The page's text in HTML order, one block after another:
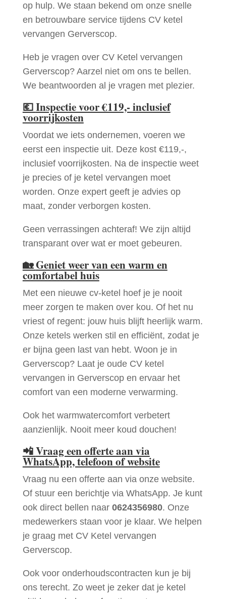
op hulp. We staan bekend om onze snelle
en betrouwbare service tijdens CV ketel
vervangen Gerverscop.
Heb je vragen over CV Ketel vervangen
Gerverscop? Aarzel niet om ons te bellen.
We beantwoorden al je vragen met plezier.
💶Inspectie voor €119,- inclusief
voorrijkosten
Voordat we iets ondernemen, voeren we
eerst een inspectie uit. Deze kost €119,-,
inclusief voorrijkosten. Na de inspectie weet
je precies of je ketel vervangen moet
worden. Onze expert geeft je advies op
maat, zonder verborgen kosten.
Geen verrassingen achteraf! We zijn altijd
transparant over wat er moet gebeuren.
🏡Geniet weer van een warm en
comfortabel huis
Met een nieuwe cv-ketel hoef je je nooit
meer zorgen te maken over kou. Of het nu
vriest of regent: jouw huis blijft heerlijk warm.
Onze ketels werken stil en efficiënt, zodat je
er bijna geen last van hebt. Woon je in
Gerverscop? Laat je oude CV ketel
vervangen in Gerverscop en ervaar het
comfort van een moderne verwarming.
Ook het warmwatercomfort verbetert
aanzienlijk. Nooit meer koud douchen!
📲Vraag een offerte aan via
WhatsApp, telefoon of website
Vraag nu een offerte aan via onze website.
Of stuur een berichtje via WhatsApp. Je kunt
ook direct bellen naar 0624356980. Onze
medewerkers staan voor je klaar. We helpen
je graag met CV Ketel vervangen
Gerverscop.
Ook voor onderhoudscontracten kun je bij
ons terecht. Zo weet je zeker dat je ketel